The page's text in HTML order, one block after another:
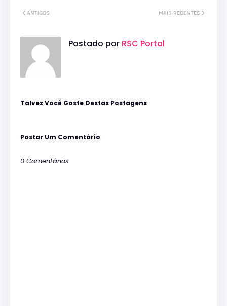
MAIS RECENTES
ANTIGOS
Postado por RSC Portal
Talvez Você Goste Destas Postagens
Postar Um Comentário
0 Comentários